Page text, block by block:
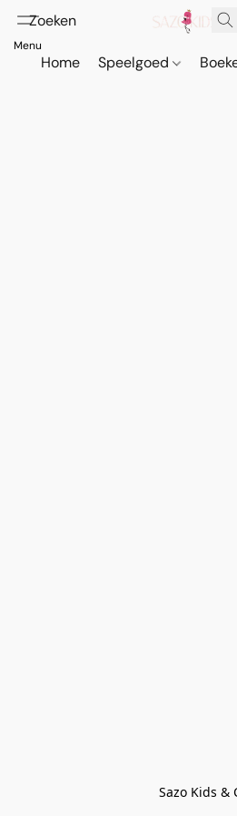
Home Speelgoed
Sazo Kids &